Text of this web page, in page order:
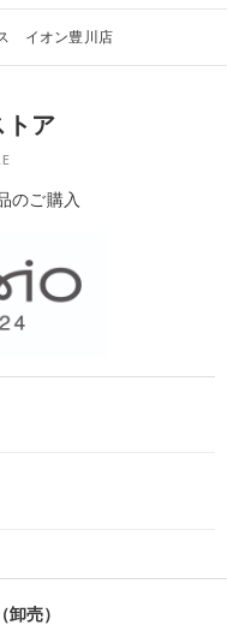
イオン豊川店
トア
のご購入
売）